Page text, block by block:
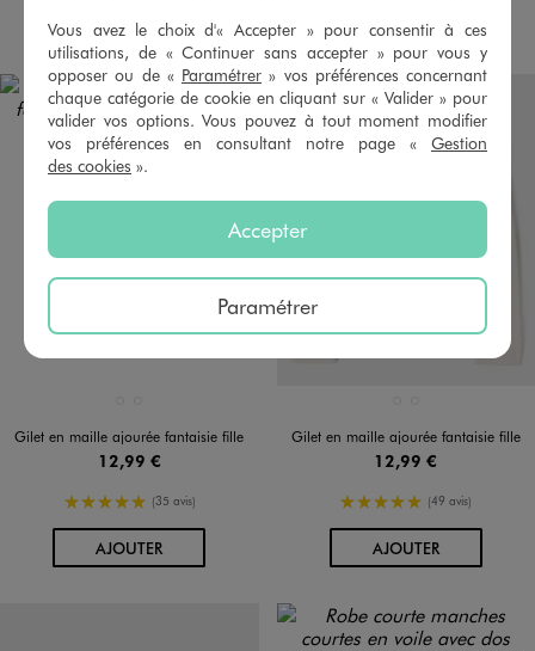
AJOUTER
Gilet en maille ajourée fantaisie fille
12,99 €
5/5 de moyenne
(35 avis)
AJOUTERAU PANIER
Gilet en maille ajourée fantaisie fille
12,99 €
5/5 de moyenne
(49 avis)
AJOUTERAU PANIER
Vous avez le choix d'« Accepter » pour consentir à ces
utilisations, de « Continuer sans accepter » pour vous y
opposer ou de « Paramétrer » vos préférences concernant
chaque catégorie de cookie en cliquant sur « Valider » pour
valider vos options. Vous pouvez à tout moment modifier
vos préférences en consultant notre page « Gestion
des cookies ».
Accepter
Paramétrer